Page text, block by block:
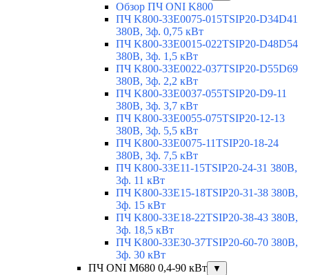
Обзор ПЧ ONI K800
ПЧ K800-33E0075-015TSIP20-D34D41
380В, 3ф. 0,75 кВт
ПЧ K800-33E0015-022TSIP20-D48D54
380В, 3ф. 1,5 кВт
ПЧ K800-33E0022-037TSIP20-D55D69
380В, 3ф. 2,2 кВт
ПЧ K800-33E0037-055TSIP20-D9-11
380В, 3ф. 3,7 кВт
ПЧ K800-33E0055-075TSIP20-12-13
380В, 3ф. 5,5 кВт
ПЧ K800-33E0075-11TSIP20-18-24
380В, 3ф. 7,5 кВт
ПЧ K800-33E11-15TSIP20-24-31 380В,
3ф. 11 кВт
ПЧ K800-33E15-18TSIP20-31-38 380В,
3ф. 15 кВт
ПЧ K800-33E18-22TSIP20-38-43 380В,
3ф. 18,5 кВт
ПЧ K800-33E30-37TSIP20-60-70 380В,
3ф. 30 кВт
ПЧ ONI M680 0,4-90 кВт
▼